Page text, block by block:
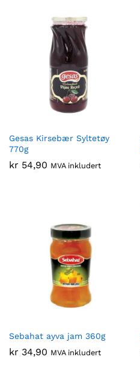
Gesas Kirsebær Syltetøy
770g
kr 54,90 MVA inkludert
Sebahat ayva jam 360g
kr 34,90 MVA inkludert